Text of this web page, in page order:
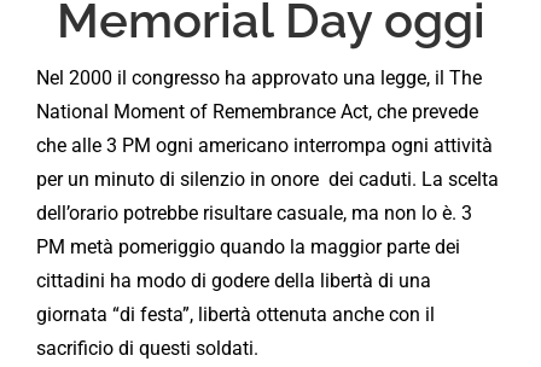
Memorial Day oggi
Nel 2000 il congresso ha approvato una legge, il The
National Moment of Remembrance Act, che prevede
che alle 3 PM ogni americano interrompa ogni attività
per un minuto di silenzio in onore dei caduti. La scelta
dell’orario potrebbe risultare casuale, ma non lo è. 3
PM metà pomeriggio quando la maggior parte dei
cittadini ha modo di godere della libertà di una
giornata “di festa”, libertà ottenuta anche con il
sacrificio di questi soldati.